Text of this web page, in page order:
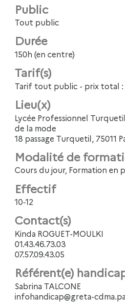
Public
Tout public
Durée
150h (en centre)
Tarif(s)
Tarif tout public - prix total
Lieu(x)
Lycée Professionnel Turquetil - Lycée des métiers
de la mode
18 passage Turquetil, 75011
Modalité de
Cours du jour, Formation en
Effectif
10-12
Contact(s)
Kinda ROGUET-MOULKI
01.43.46.73.03
07.57.09.43.05
Référent(e)
Sabrina TALCONE
infohandicap@greta-